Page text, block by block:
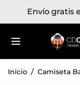
Envío gratis
Inicio / Camiseta